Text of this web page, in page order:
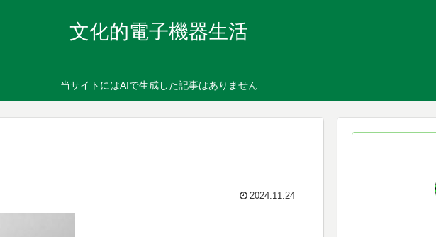
文化的電子機器生活
当サイトにはAIで生成した記事はありません
2024.11.24